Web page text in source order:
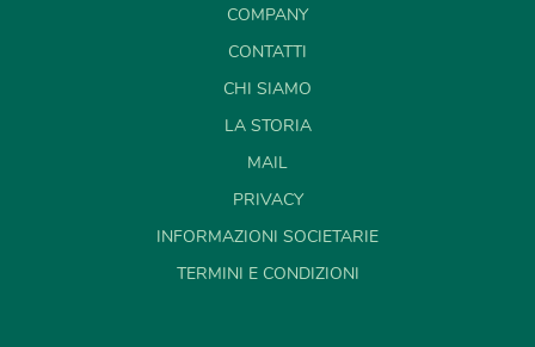
COMPANY
CONTATTI
CHI SIAMO
LA STORIA
MAIL
PRIVACY
INFORMAZIONI SOCIETARIE
TERMINI E CONDIZIONI